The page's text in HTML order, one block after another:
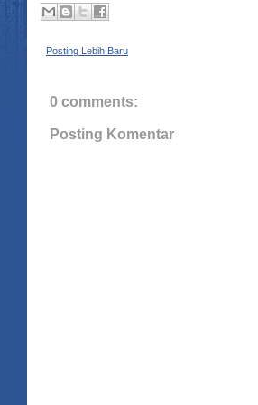
Posting Lebih Baru
0 comments:
Posting Komentar